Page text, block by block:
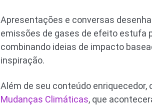
Apresentações e conversas
emissões de gases de efeito estufa
combinando ideias de impacto
inspiração.
Além de seu conteúdo
Mudanças Climáticas, que